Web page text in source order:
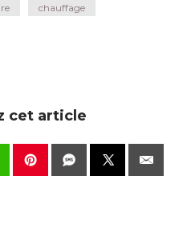
chauffage
cet article